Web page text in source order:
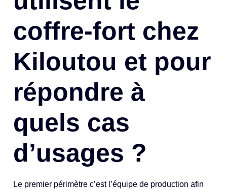
coffre-fort chez
Kiloutou et pour
répondre à
quels cas
d’usages ?
Le premier périmètre c’est l’équipe de production afin